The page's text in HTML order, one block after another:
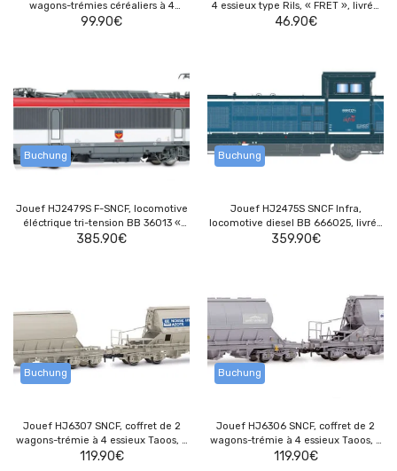
wagons-trémies céréaliers à 4
essieux, avec parois latérales lisses
99.90€
4 essieux type Rils, « FRET », livrée
rouge
46.90€
Buchung
Jouef HJ2479S F-SNCF, locomotive
éléctrique tri-tension BB 36013 «
Bonnencontre », livrée
385.90€
Buchung
Jouef HJ2475S SNCF Infra,
locomotive diesel BB 666025, livrée
blanche/bleue, avec décodeur
359.90€
Buchung
Jouef HJ6307 SNCF, coffret de 2
wagons-trémie à 4 essieux Taoos, «
NORSK HYDRO AZOTE », livrée grise
119.90€
Buchung
Jouef HJ6306 SNCF, coffret de 2
wagons-trémie à 4 essieux Taoos, «
DMI / Saint Gobain », livrée grise
119.90€